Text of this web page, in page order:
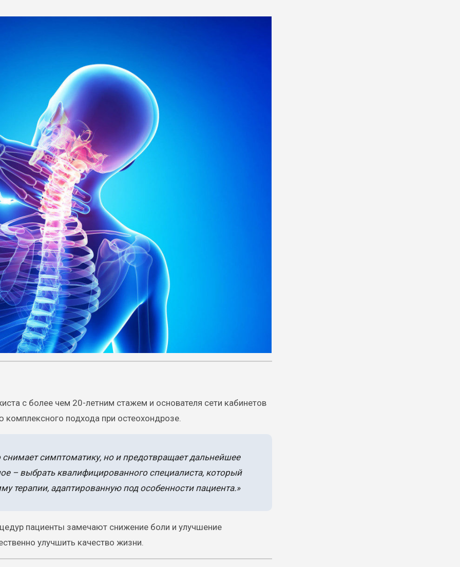
с более чем 20-летним стажем и основателя сети кабинетов
подхода при остеохондрозе.
симптоматику, но и предотвращает дальнейшее
– выбрать квалифицированного специалиста, который
терапии, адаптированную под особенности пациента.»
пациенты замечают снижение боли и улучшение
улучшить качество жизни.